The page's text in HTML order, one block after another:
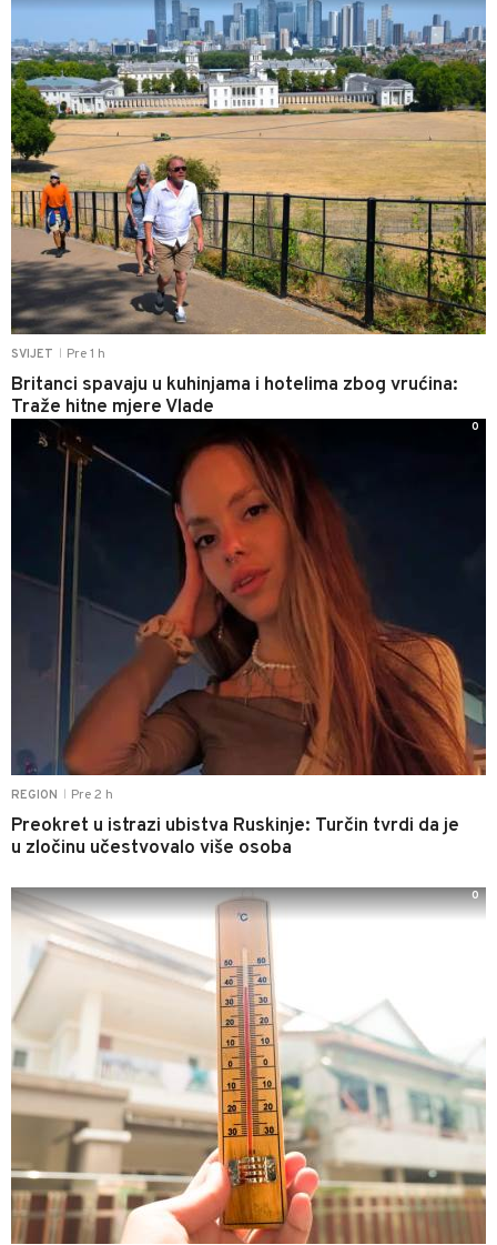
SVIJET Pre 1 h
Britanci spavaju u kuhinjama i hotelima zbog vrućina:
Traže hitne mjere Vlade
REGION Pre 2 h
Preokret u istrazi ubistva Ruskinje: Turčin tvrdi da je
u zločinu učestvovalo više osoba
0
0